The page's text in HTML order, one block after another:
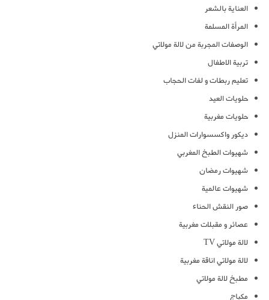
العناية بالشعر
المرأة المسلمة
الوصفات المجربة من لالة مولاتي
تربية الاطفال
تعليم ربطات و لفات الحجاب
حلويات العيد
حلويات مغربية
ديكور واكسسوارات المنزل
شهيوات الطبخ المغربي
شهيوات رمضان
شهيوات عالمية
صور النقش الحناء
عصائر و مقبلات مغربية
لالة مولاتي TV
لالة مولاتي اناقة مغربية
مطبخ لالة مولاتي
مكياج